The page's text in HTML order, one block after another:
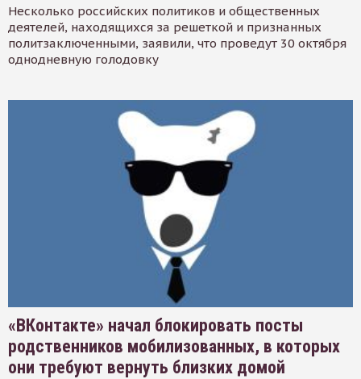
Несколько российских политиков и общественных
деятелей, находящихся за решеткой и признанных
политзаключенными, заявили, что проведут 30 октября
однодневную голодовку
«ВКонтакте» начал блокировать посты
родственников мобилизованных, в которых
они требуют вернуть близких домой